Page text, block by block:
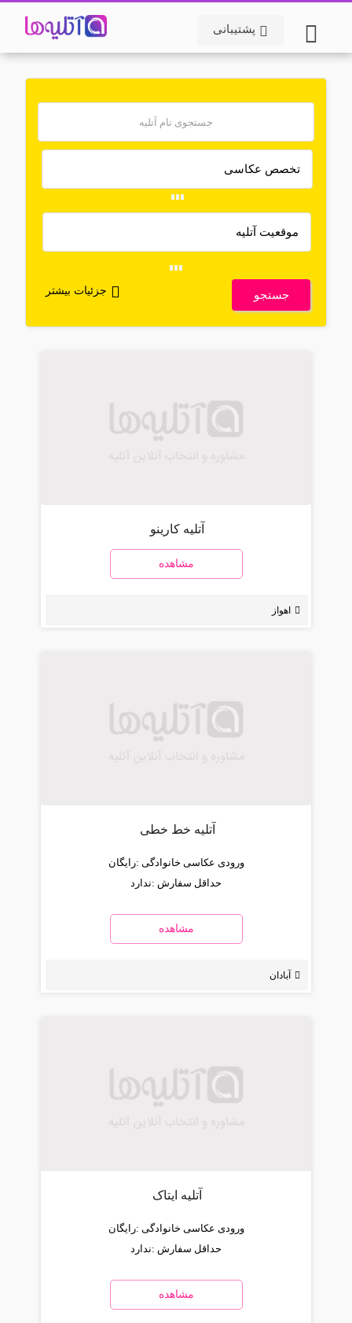
پشتیبانی
جستجو جزئیات بیشتر
آتلیه کارینو
مشاهده
اهواز
آتلیه خط خطی
ورودی عکاسی خانوادگی :رایگان
حداقل سفارش :ندارد
مشاهده
آبادان
آتلیه ایتاک
ورودی عکاسی خانوادگی :رایگان
حداقل سفارش :ندارد
مشاهده